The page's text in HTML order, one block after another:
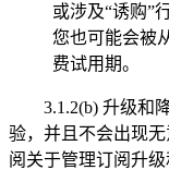
或涉及“诱购”
您也可能会被
费试用期。
3.1.2(b) 升级和
验，并且不会出现
阅关于管理订阅升级